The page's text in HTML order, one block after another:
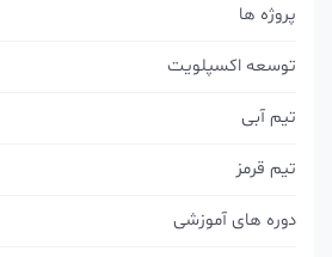
پروژه ها
توسعه اکسپلویت
تیم آبی
تیم قرمز
دوره های آموزشی